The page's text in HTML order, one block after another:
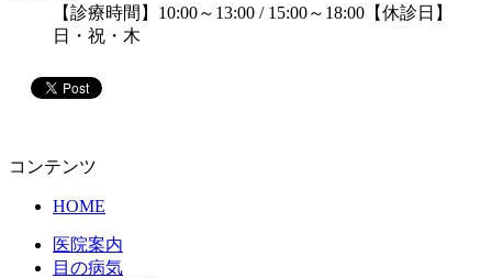
【診療時間】10:00～13:00 / 15:00～18:00【休診日】
日・祝・木
コンテンツ
HOME
医院案内
目の病気